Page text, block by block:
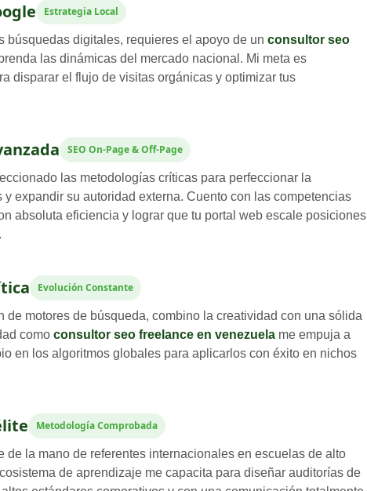
Estrategia Local
búsquedas digitales, requieres el apoyo de un consultor seo
las dinámicas del mercado nacional. Mi meta es
disparar el flujo de visitas orgánicas y optimizar tus
SEO On-Page & Off-Page
las metodologías críticas para perfeccionar la
expandir su autoridad externa. Cuento con las competencias
absoluta eficiencia y lograr que tu portal web escale posiciones
Evolución Constante
motores de búsqueda, combino la creatividad con una sólida
como consultor seo freelance en venezuela me empuja a
en los algoritmos globales para aplicarlos con éxito en nichos
Metodología Comprobada
de la mano de referentes internacionales en escuelas de alto
de aprendizaje me capacita para diseñar auditorías de